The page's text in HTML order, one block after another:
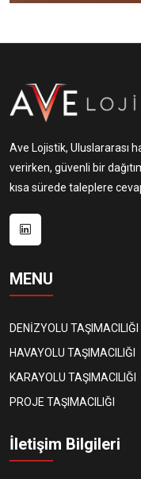
Ave Lojistik, Uluslararası
verirken, güvenli bir
kısa sürede taleplere
MENU
DENİZYOLU TAŞIMACILIĞI
HAVAYOLU TAŞIMACILIĞI
KARAYOLU TAŞIMACILIĞI
PROJE TAŞIMACILIĞI
İletişim Bilgileri